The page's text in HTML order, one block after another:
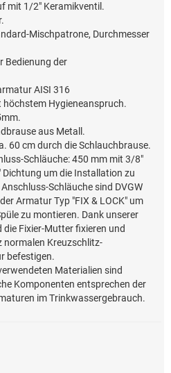
mit 1/2" Keramikventil.
Mischpatrone, Durchmesser
Bedienung der
AISI 316
höchstem Hygieneanspruch.
aus Metall.
60 cm durch die Schlauchbrause.
Schläuche: 450 mm mit 3/8"
um die Installation zu
Schläuche sind DVGW
Armatur Typ "FIX & LOCK" um
zu montieren. Dank unserer
die Fixier-Mutter fixieren und
normalen Kreuzschlitz-
befestigen.
Materialien sind
Komponenten entsprechen der
im Trinkwassergebrauch.